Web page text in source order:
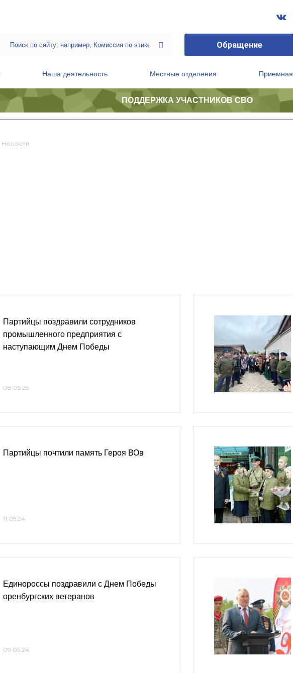
Обращение
Наша деятельность Местные отделения Приемная
ПОДДЕРЖКА УЧАСТНИКОВ СВО
Новости
Партийцы поздравили сотрудников
промышленного предприятия с
наступающим Днем Победы
08.05.25
Партийцы почтили память Героя ВОв
11.05.24
Единороссы поздравили с Днем Победы
оренбургских ветеранов
09.05.24